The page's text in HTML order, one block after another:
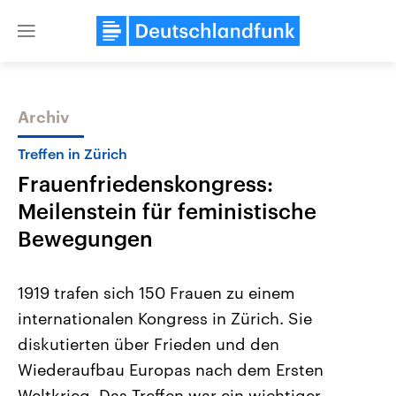
Close
Themen
2026
Alle Informationen
Sachsen-Anhalt wählt am 6.
September 2026 einen neuen
Landtag. Seit 2021 wird das
Bundesland von einer Koalition aus
Aktuelle Beiträge,
Hintergründe
Wirtschaftlich und
gehören die Vereinigten
den mächtigsten Ländern
mit großem Einfluss auf
Archiv
Treffen in Zürich
Frauenfriedenskongress:
Meilenstein für feministische
Bewegungen
1919 trafen sich 150 Frauen zu einem
internationalen Kongress in Zürich. Sie
diskutierten über Frieden und den
Wiederaufbau Europas nach dem Ersten